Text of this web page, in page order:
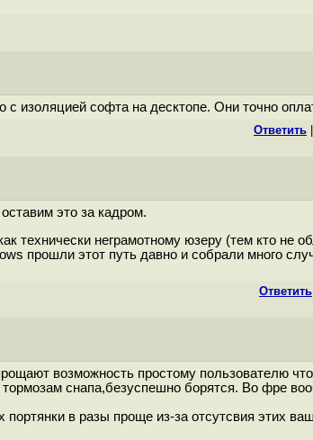
изоляцией софта на десктопе. Они точно
Ответить
это за кадром.
технически неграмотному юзеру (тем кто не
прошли этот путь давно и собрали много
Ответить
возможность простому пользователю
снапа,безуспешно борятся. Во фре
в разы проще из-за отсутсвия этих